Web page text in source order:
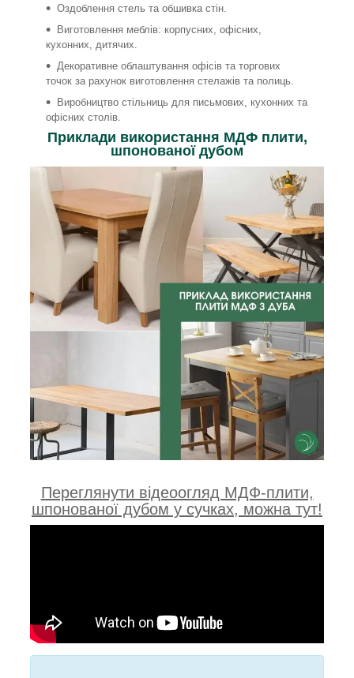
Оздоблення стель та обшивка стін.
Виготовлення меблів: корпусних, офісних,
кухонних, дитячих.
Декоративне облаштування офісів та торгових
точок за рахунок виготовлення стелажів та полиць.
Виробництво стільниць для письмових, кухонних та
офісних столів.
Приклади використання МДФ плити,
шпонованої дубом
Переглянути відеоогляд МДФ-плити,
шпонованої дубом у сучках, можна тут!